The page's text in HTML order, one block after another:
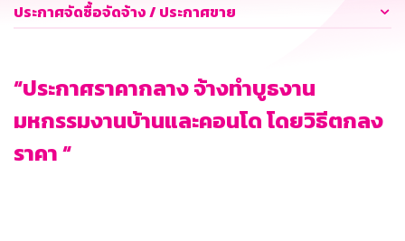
ประกาศจัดซื้อจัดจ้าง / ประกาศขาย
“ประกาศราคากลาง จ้างทำบูธงาน
มหกรรมงานบ้านและคอนโด โดยวิธีตกลง
ราคา “